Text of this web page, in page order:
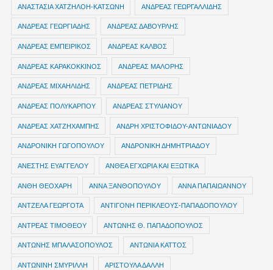
ΑΝΑΣΤΑΣΙΑ ΧΑΤΖΗΛΟΗ-ΚΑΤΣΩΝΗ ΑΝΔΡΕΑΣ ΓΕΩΡΓΑΛΛΙΔΗΣ
ΑΝΔΡΕΑΣ ΓΕΩΡΓΙΑΔΗΣ ΑΝΔΡΕΑΣ ΔΑΒΟΥΡΛΗΣ
ΑΝΔΡΕΑΣ ΕΜΠΕΙΡΙΚΟΣ ΑΝΔΡΕΑΣ ΚΑΛΒΟΣ
ΑΝΔΡΕΑΣ ΚΑΡΑΚΟΚΚΙΝΟΣ ΑΝΔΡΕΑΣ ΜΑΛΟΡΗΣ
ΑΝΔΡΕΑΣ ΜΙΧΑΗΛΙΔΗΣ ΑΝΔΡΕΑΣ ΠΕΤΡΙΔΗΣ
ΑΝΔΡΕΑΣ ΠΟΛΥΚΑΡΠΟΥ ΑΝΔΡΕΑΣ ΣΤΥΛΙΑΝΟΥ
ΑΝΔΡΕΑΣ ΧΑΤΖΗΧΑΜΠΗΣ ΑΝΔΡΗ ΧΡΙΣΤΟΦΙΔΟΥ-ΑΝΤΩΝΙΑΔΟΥ
ΑΝΔΡΟΝΙΚΗ ΓΩΓΟΠΟΥΛΟΥ ΑΝΔΡΟΝΙΚΗ ΔΗΜΗΤΡΙΑΔΟΥ
ΑΝΕΣΤΗΣ ΕΥΑΓΓΕΛΟΥ ΑΝΘΕΑ ΕΓΧΩΡΙΑ ΚΑΙ ΕΞΩΤΙΚΑ
ΑΝΘΗ ΘΕΟΧΑΡΗ ΑΝΝΑ ΞΑΝΘΟΠΟΥΛΟΥ ΑΝΝΑ ΠΑΠΑΙΩΑΝΝΟΥ
ΑΝΤΖΕΛΑ ΓΕΩΡΓΟΤΑ ΑΝΤΙΓΟΝΗ ΠΕΡΙΚΛΕΟΥΣ-ΠΑΠΑΔΟΠΟΥΛΟΥ
ΑΝΤΡΕΑΣ ΤΙΜΟΘΕΟΥ ΑΝΤΩΝΗΣ Θ. ΠΑΠΑΔΟΠΟΥΛΟΣ
ΑΝΤΩΝΗΣ ΜΠΑΛΑΣΟΠΟΥΛΟΣ ΑΝΤΩΝΙΑ ΚΑΤΤΟΣ
ΑΝΤΩΝΙΝΗ ΣΜΥΡΙΛΛΗ ΑΡΙΣΤΟΥΛΑ ΔΑΛΛΗ